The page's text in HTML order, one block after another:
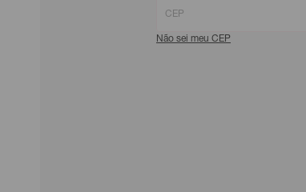
Não sei meu CEP